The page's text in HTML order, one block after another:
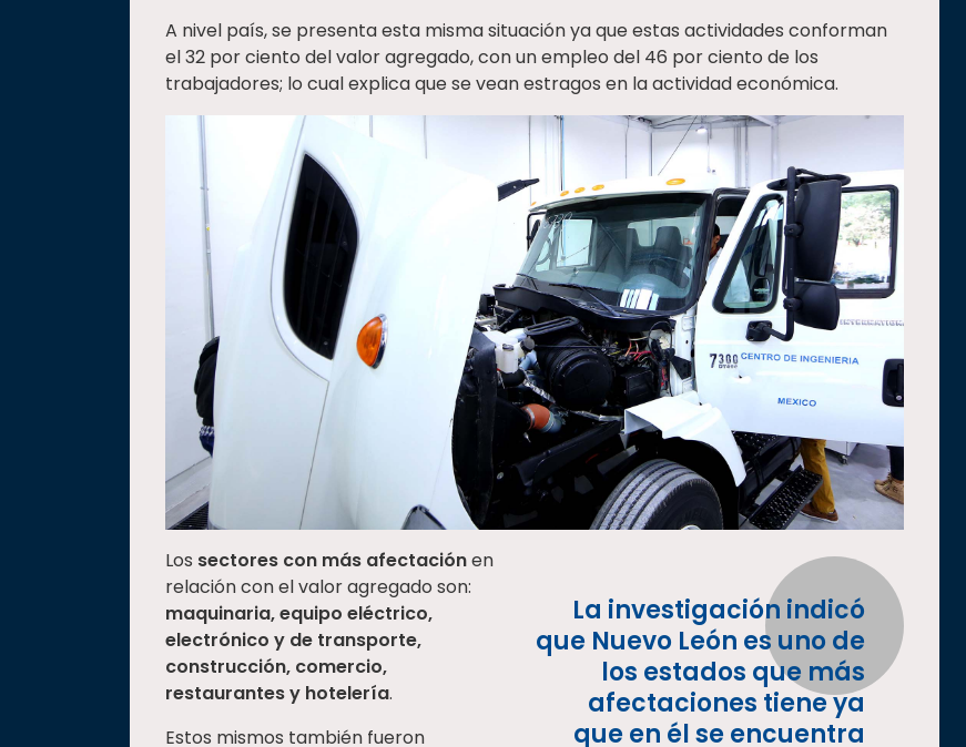
A nivel país, se presenta esta misma situación ya que estas actividades conforman
el 32 por ciento del valor agregado, con un empleo del 46 por ciento de los
trabajadores; lo cual explica que se vean estragos en la actividad económica.
La investigación indicó
que Nuevo León es uno de
los estados que más
afectaciones tiene ya
que en él se encuentra
Los sectores con más afectaciónen
relación con el valor agregado son:
maquinaria, equipo eléctrico,
electrónico y de transporte,
construcción, comercio,
restaurantes y hotelería.
Estos mismos también fueron